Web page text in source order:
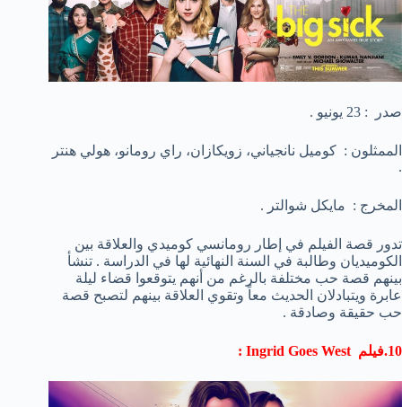
صدر : 23 يونيو .
الممثلون : كوميل نانجياني، زويكازان، راي رومانو، هولي هنتر
.
المخرج : مايكل شوالتر .
تدور قصة الفيلم في إطار رومانسي كوميدي والعلاقة بين
الكوميديان وطالبة في السنة النهائية لها في الدراسة . تنشأ
بينهم قصة حب مختلفة بالرغم من أنهم يتوقعوا قضاء ليلة
عابرة ويتبادلان الحديث معاً وتقوي العلاقة بينهم لتصبح قصة
حب حقيقة وصادقة .
10.فيلم Ingrid Goes West :